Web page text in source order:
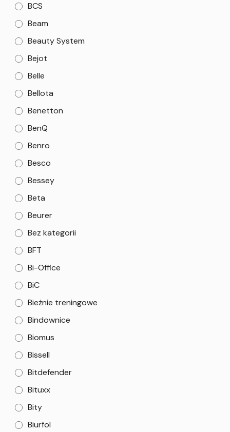
BCS
Beam
Beauty System
Bejot
Belle
Bellota
Benetton
BenQ
Benro
Besco
Bessey
Beta
Beurer
Bez kategorii
BFT
Bi-Office
BiC
Bieżnie treningowe
Bindownice
Biomus
Bissell
Bitdefender
Bituxx
Bity
Biurfol